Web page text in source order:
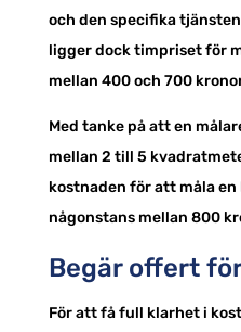
och den specifika
ligger dock timpriset för
mellan 400 och 700
Med tanke på att en
mellan 2 till 5
kostnaden för att måla
någonstans mellan 800
Begär offert
För att få full klarhet i